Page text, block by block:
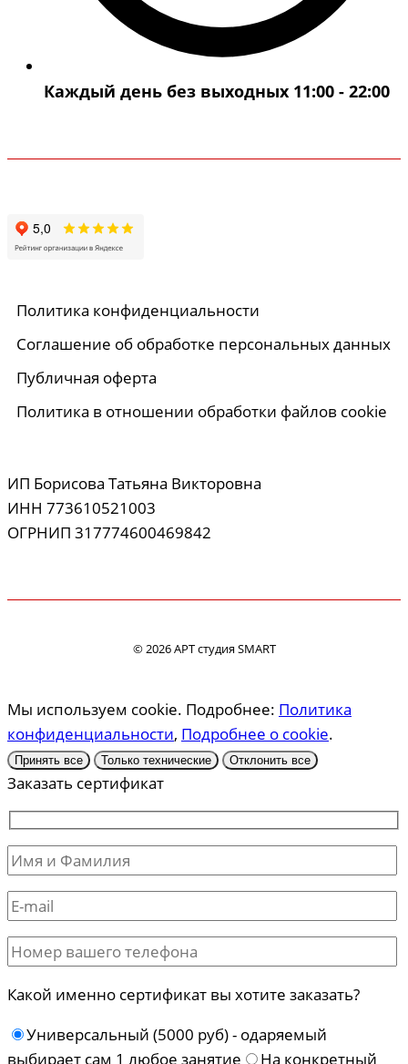
Каждый день без выходных 11:00 - 22:00
Политика конфиденциальности
Соглашение об обработке персональных данных
Публичная оферта
Политика в отношении обработки файлов cookie
ИП Борисова Татьяна Викторовна
ИНН 773610521003
ОГРНИП 317774600469842
© 2026 АРТ студия SMART
Мы используем cookie. Подробнее: Политика
конфиденциальности, Подробнее о cookie.
Принять все Только технические Отклонить все
Заказать сертификат
Какой именно сертификат вы хотите заказать?
Универсальный (5000 руб) - одаряемый
выбирает сам 1 любое занятие
На конкретный